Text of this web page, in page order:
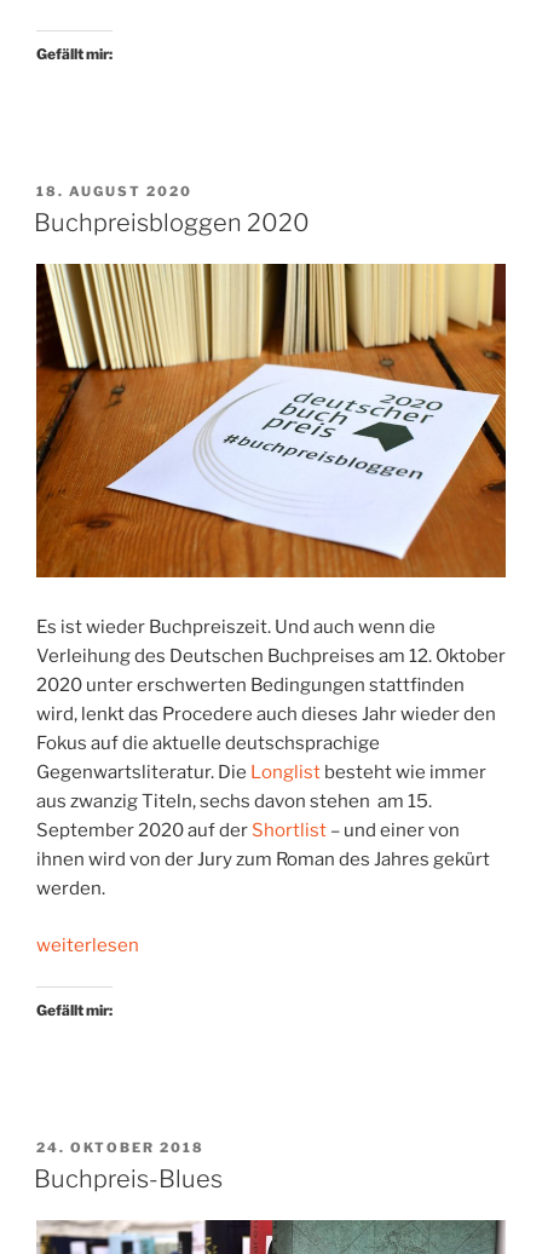
und
Gefällt mir:
VERÖFFENTLICHT
AM
18. AUGUST 2020
Buchpreisbloggen 2020
Es ist wieder Buchpreiszeit. Und auch wenn die
Verleihung des Deutschen Buchpreises am 12. Oktober
2020 unter erschwerten Bedingungen stattfinden
wird, lenkt das Procedere auch dieses Jahr wieder den
Fokus auf die aktuelle deutschsprachige
Gegenwartsliteratur. Die Longlist besteht wie immer
aus zwanzig Titeln, sechs davon stehen am 15.
September 2020 auf der Shortlist – und einer von
ihnen wird von der Jury zum Roman des Jahres gekürt
werden.
„Buchpreisbloggen
weiterlesen
Gefällt mir:
VERÖFFENTLICHT
AM
24. OKTOBER 2018
Buchpreis-Blues